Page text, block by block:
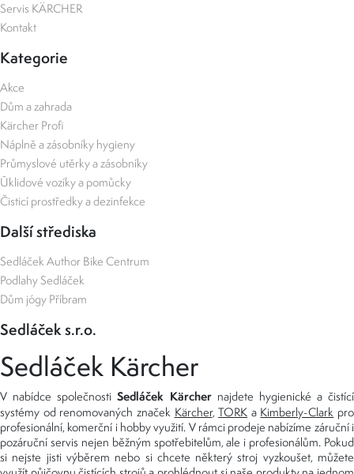
Servis KÄRCHER
Kontakt
Kategorie
Akce
Dům a zahrada
Kärcher Profi
Náplně a zásobníky hygieny
Průmyslové utěrky a zásobníky
Úklidové vozíky a pomůcky
Čisticí prostředky a dezinfekce
Další střediska
Sedláček Author Bike Centrum
Podlahy Sedláček
Dům jógy Příbram
Sedláček s.r.o.
Sedláček Kärcher
V nabídce společnostiSedláček Kärchernajdete hygienické a čistící
systémy od renomovaných značek Kärcher,TORK a Kimberly-Clark pro
profesionální, komerční i hobby využití. V rámci prodeje nabízíme záruční i
pozáruční servis nejen běžným spotřebitelům, ale i profesionálům. Pokud
si nejste jisti výběrem nebo si chcete některý stroj vyzkoušet, můžete